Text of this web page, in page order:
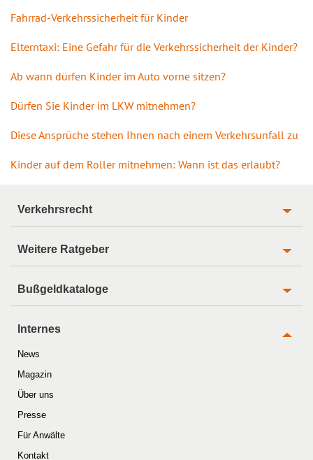
Fahrrad-Verkehrssicherheit für Kinder
Elterntaxi: Eine Gefahr für die Verkehrssicherheit der Kinder?
Ab wann dürfen Kinder im Auto vorne sitzen?
Dürfen Sie Kinder im LKW mitnehmen?
Diese Ansprüche stehen Ihnen nach einem Verkehrsunfall zu
Kinder auf dem Roller mitnehmen: Wann ist das erlaubt?
Verkehrsrecht
Weitere Ratgeber
Bußgeldkataloge
Internes
News
Magazin
Über uns
Presse
Für Anwälte
Kontakt